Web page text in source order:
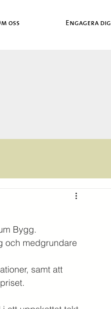
oss Engagera dig
Bygg.
och medgrundare
samt att